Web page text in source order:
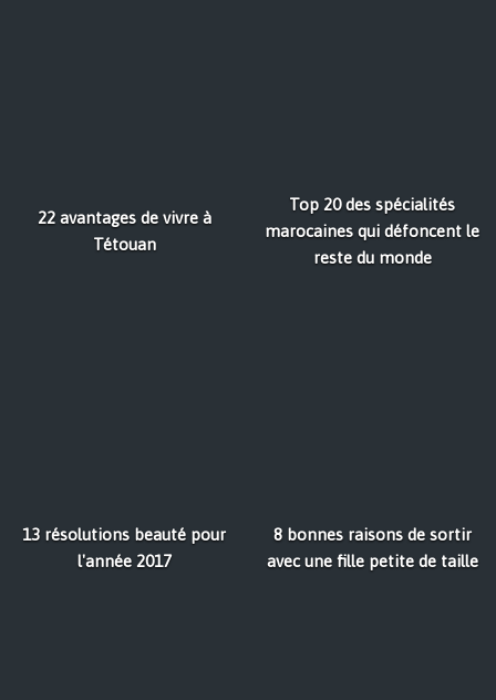
22 avantages de vivre à
Tétouan
Top 20 des spécialités
marocaines qui défoncent le
reste du monde
13 résolutions beauté pour
l'année 2017
8 bonnes raisons de sortir
avec une fille petite de taille